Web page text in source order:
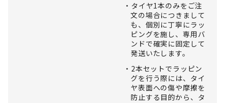
タイヤ1本のみをご注
文の場合につきまして
も、個別に丁寧にラッ
ピングを施し、専用バ
ンドで確実に固定して
発送いたします。
2本セットでラッピン
グを行う際には、タイ
ヤ表面への傷や摩擦を
防止する目的から、タ